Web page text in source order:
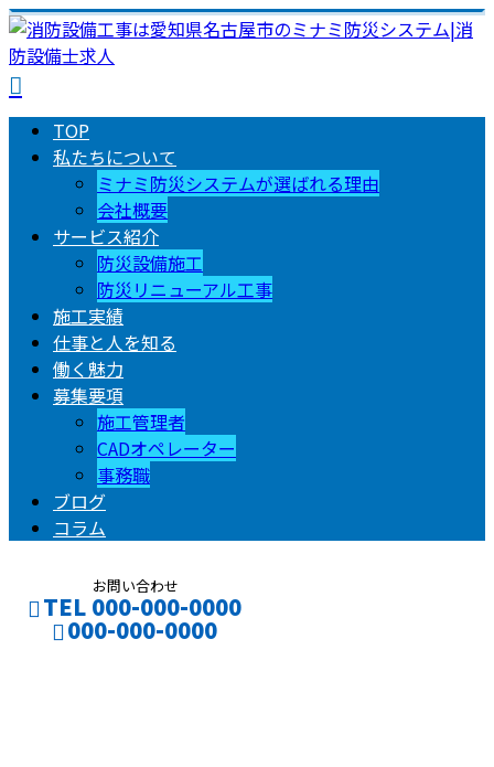
TOP
私たちについて
ミナミ防災システムが選ばれる理由
会社概要
サービス紹介
防災設備施工
防災リニューアル工事
施工実績
仕事と人を知る
働く魅力
募集要項
施工管理者
CADオペレーター
事務職
ブログ
コラム
お問い合わせ
TEL 000-000-0000
000-000-0000